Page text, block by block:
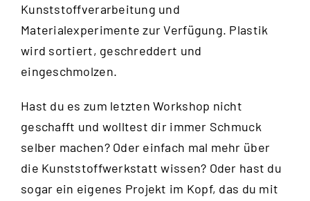
Kunststoffverarbeitung und
Materialexperimente zur Verfügung. Plastik
wird sortiert, geschreddert und
eingeschmolzen.
Hast du es zum letzten Workshop nicht
geschafft und wolltest dir immer Schmuck
selber machen? Oder einfach mal mehr über
die Kunststoffwerkstatt wissen? Oder hast du
sogar ein eigenes Projekt im Kopf, das du mit